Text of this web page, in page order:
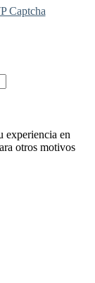
Captcha
experiencia en
otros motivos